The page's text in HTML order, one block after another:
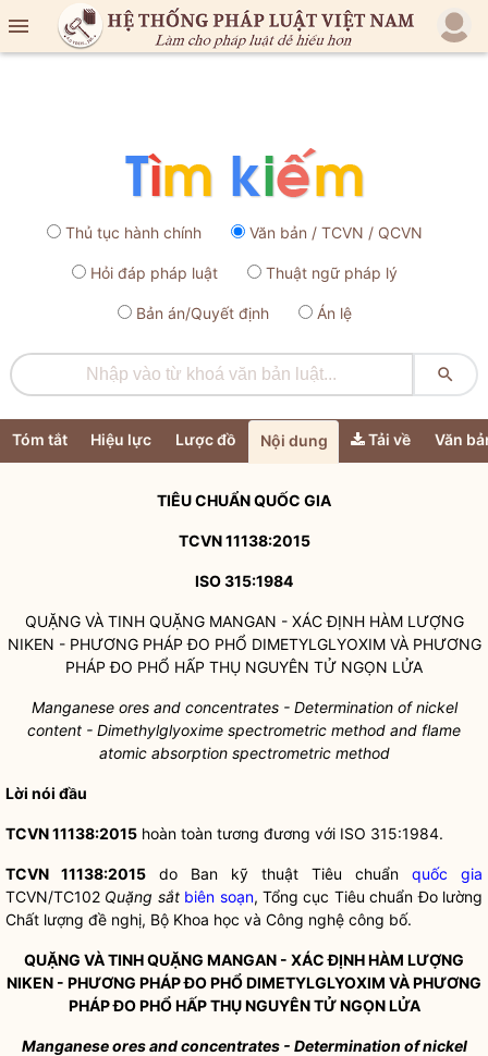

Thủ tục hành chính Văn bản / TCVN / QCVN
Hỏi đáp pháp luật Thuật ngữ pháp lý
Bản án/Quyết định Án lệ

Tóm tắt Hiệu lực Lược đồ Nội dung Tải về Văn
TIÊU CHUẨNQUỐC GIA
TCVN 11138:2015
ISO 315:1984
QUẶNG VÀ TINH QUẶNG MANGAN - XÁC ĐỊNH HÀM LƯỢNG
NIKEN - PHƯƠNG PHÁP ĐO PHỔ DIMETYLGLYOXIM VÀ PHƯƠNG
PHÁP ĐO PHỔ HẤP THỤ NGUYÊN TỬ NGỌN LỬA
Manganese ores and concentrates - Determination ofnickel
content - Dimethylglyoxime spectrometric method and flame
atomic absorption spectrometric method
Lời nói đầu
TCVN 11138:2015 hoàn toàn tương đương với ISO 315:1984.
TCVN 11138:2015 do Ban kỹ thuật Tiêu chuẩn quốc gia
TCVN/TC102 Quặng sắt biên soạn, Tổng cục Tiêu chuẩn Đo lường
Chất lượng đề nghị, Bộ Khoa học và Công nghệ công bố.
QUẶNG VÀ TINH QUẶNG MANGAN - XÁC ĐỊNH HÀM LƯỢNG
NIKEN - PHƯƠNG PHÁP ĐO PHỔDIMETYLGLYOXIM VÀ PHƯƠNG
PHÁP ĐO PHỔHẤP THỤ NGUYÊN TỬNGỌN LỬA
Manganese ores and concentrates - Determination ofnickel